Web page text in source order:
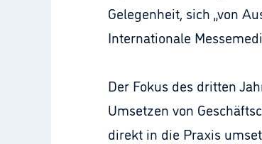
Gelegenheit, sich „von
Internationale
Der Fokus des dritten
Umsetzen von
direkt in die Praxis